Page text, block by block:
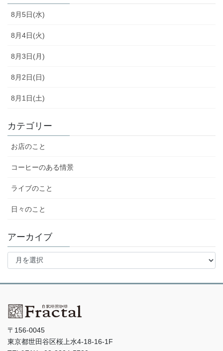
8月5日(水)
8月4日(火)
8月3日(月)
8月2日(日)
8月1日(土)
カテゴリー
お店のこと
コーヒーのある情景
ライブのこと
日々のこと
アーカイブ
ア
イ
〒156-0045
東京都世田谷区桜上水4-18-16-1F